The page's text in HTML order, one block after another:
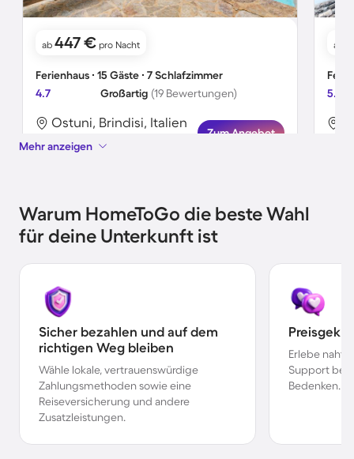
ab 447 € pro Nacht
Ferienhaus ∙ 15 Gäste ∙ 7 Schlafzimmer
4.7
Großartig (19 Bewertungen)
Ostuni, Brindisi, Italien
Zum Angebot
ab
5.0
Mehr anzeigen
Warum HomeToGo die beste Wahl
für deine Unterkunft ist
Sicher bezahlen und auf dem
richtigen Weg bleiben
Wähle lokale, vertrauenswürdige
Zahlungsmethoden sowie eine
Reiseversicherung und andere
Zusatzleistungen.
Erlebe
Support bei
Bedenken.